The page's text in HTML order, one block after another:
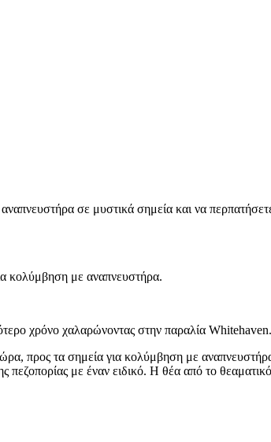
σε μυστικά σημεία και να
κολύμβηση με αναπνευστήρα.
χρόνο χαλαρώνοντας στην παραλία Whitehaven.
προς τα σημεία για κολύμβηση με
με έναν ειδικό. Η θέα από το